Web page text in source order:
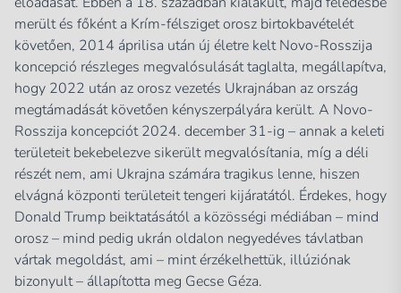
merült és főként a Krím-félsziget orosz birtokbavételét
követően, 2014 áprilisa után új életre kelt Novo-Rosszija
koncepció részleges megvalósulását taglalta, megállapítva,
hogy 2022 után az orosz vezetés Ukrajnában az ország
megtámadását követően kényszerpályára került. A Novo-
Rosszija koncepciót 2024. december 31-ig – annak a keleti
területeit bekebelezve sikerült megvalósítania, míg a déli
részét nem, ami Ukrajna számára tragikus lenne, hiszen
elvágná központi területeit tengeri kijáratától. Érdekes, hogy
Donald Trump beiktatásától a közösségi médiában – mind
orosz – mind pedig ukrán oldalon negyedéves távlatban
vártak megoldást, ami – mint érzékelhettük, illúziónak
bizonyult – állapította meg Gecse Géza.